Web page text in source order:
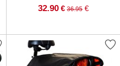
32.90 € 36.95 €